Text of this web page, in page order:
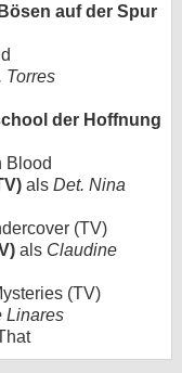
auf der Spur
Torres
der Hoffnung
Blood
als Det. Nina
(TV)
als Claudine
(TV)
Linares